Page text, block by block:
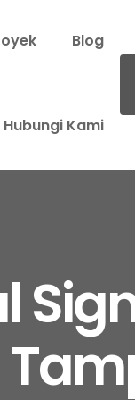
Blog
Hubungi Kami